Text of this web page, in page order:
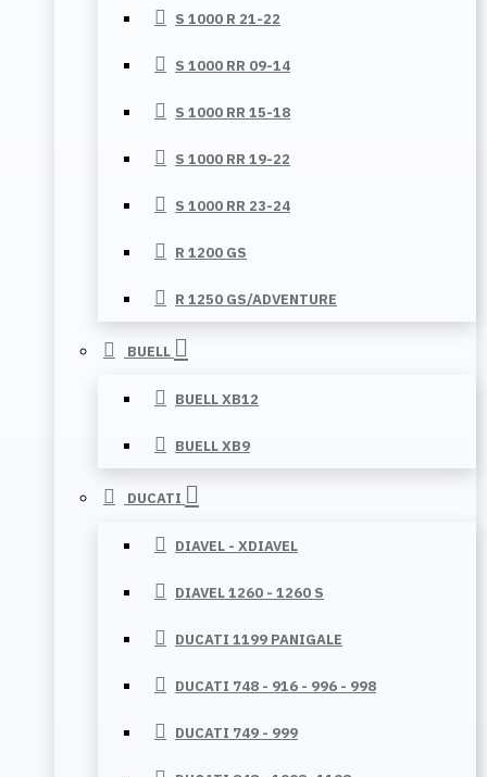
S 1000 R 21-22
S 1000 RR 09-14
S 1000 RR 15-18
S 1000 RR 19-22
S 1000 RR 23-24
R 1200 GS
R 1250 GS/ADVENTURE
BUELL
BUELL XB12
BUELL XB9
DUCATI
DIAVEL - XDIAVEL
DIAVEL 1260 - 1260 S
DUCATI 1199 PANIGALE
DUCATI 748 - 916 - 996 - 998
DUCATI 749 - 999